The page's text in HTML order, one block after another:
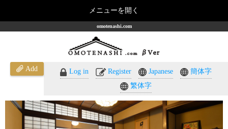
omotenashi.com
Add Log in Register Japanese
簡体字
繁体字
メニューを開く